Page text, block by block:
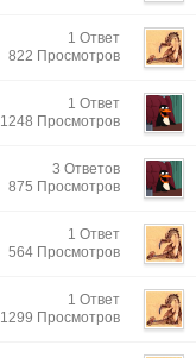
1 Ответ
822 Просмотров
1 Ответ
1248 Просмотров
3 Ответов
875 Просмотров
1 Ответ
564 Просмотров
1 Ответ
1299 Просмотров